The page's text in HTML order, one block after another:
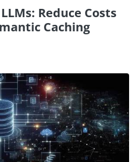
Reduce Costs
Caching